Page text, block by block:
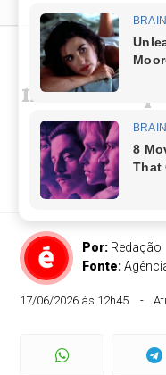
milhões a
MCTI e Finep
Por: Redação
Fonte:
17/06/2026 às 12h45